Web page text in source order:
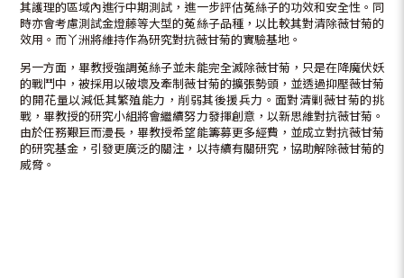
其護理的區域內進行中期測試，進一步評估菟絲子的功效和安全性。同
時亦會考慮測試金燈藤等大型的菟絲子品種，以比較其對清除薇甘菊的
效用。而丫洲將維持作為研究對抗薇甘菊的實驗基地。
另一方面，畢教授強調菟絲子並未能完全滅除薇甘菊，只是在降魔伏妖
的戰鬥中，被採用以破壞及牽制薇甘菊的擴張勢頭，並透過抑壓薇甘菊
的開花量以減低其繁殖能力，削弱其後援兵力。面對清剿薇甘菊的挑
戰，畢教授的研究小組將會繼續努力發揮創意，以新思維對抗薇甘菊。
由於任務艱巨而漫長，畢教授希望能籌募更多經費，並成立對抗薇甘菊
的研究基金，引發更廣泛的關注，以持續有關研究，協助解除薇甘菊的
威脅。